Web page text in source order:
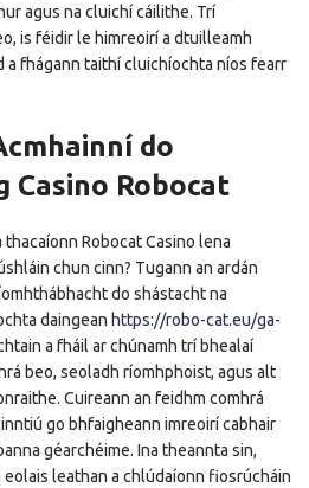
agus na cluichí cáilithe. Trí
is féidir le himreoirí a dtuilleamh
a fhágann taithí cluichíochta níos fearr
do
Casino Robocat
Robocat Casino lena
chun cinn? Tugann an ardán
do shástacht na
daingean https://robo-cat.eu/ga-
a fháil ar chúnamh trí bhealaí
beo, seoladh ríomhphoist, agus alt
Cuireann an feidhm comhrá
go bhfaigheann imreoirí cabhair
géarchéime. Ina theannta sin,
leathan a chlúdaíonn fiosrúcháin